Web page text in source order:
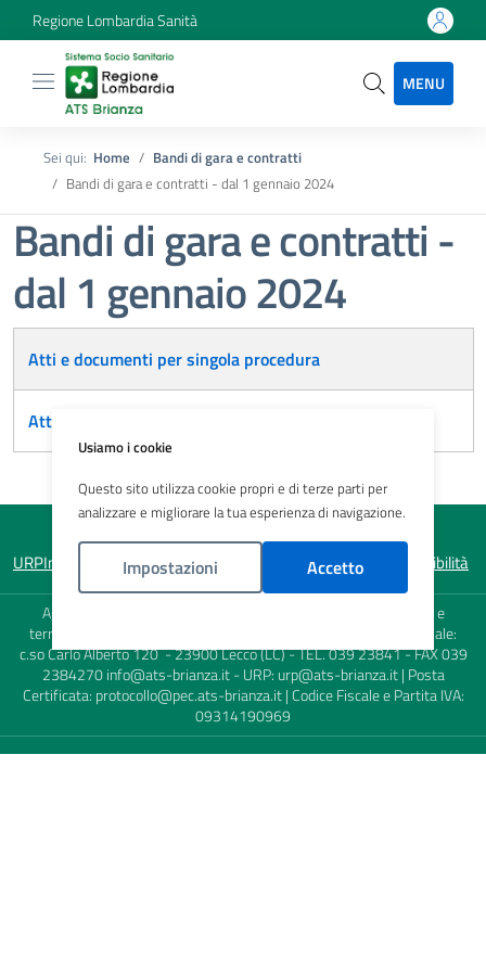
Regione Lombardia Sanità
MENU
Sei qui: Home
Bandi di gara e contratti
Bandi di gara e contratti - dal 1 gennaio 2024
Bandi di gara e contratti -
dal 1 gennaio 2024
Articoli
Atti e documenti per singola procedura
Atti e documenti di carattere generale
URPInformativa sulla privacyNote legali Mappa del sito Accessibilità
Agenzia di Tutela della Salute (ATS) della Brianza - Sede Legale e
territoriale: viale Elvezia, 2 - 20900 Monza (MB) - Sede territoriale:
c.so Carlo Alberto 120 - 23900 Lecco (LC) - TEL. 039 23841 - FAX 039
2384270 info@ats-brianza.it- URP: urp@ats-brianza.it| Posta
Certificata: protocollo@pec.ats-brianza.it| Codice Fiscale e Partita IVA:
09314190969
Usiamo i cookie
Questo sito utilizza cookie propri e di terze parti per
analizzare e migliorare la tua esperienza di navigazione.
Impostazioni Accetto